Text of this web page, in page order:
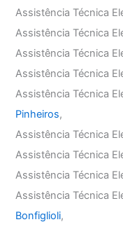
Assistência Técnica
Assistência Técnica
Assistência Técnica
Assistência Técnica
Assistência Técnica
Pinheiros,
Assistência Técnica
Assistência Técnica
Assistência Técnica
Assistência Técnica
Bonfiglioli,